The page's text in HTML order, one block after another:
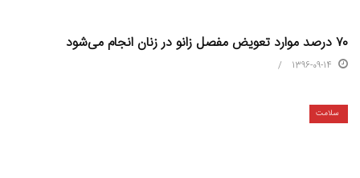
۷۰ درصد موارد تعویض مفصل زانو در زنان انجام می‌شود
1396-09-14
سلامت